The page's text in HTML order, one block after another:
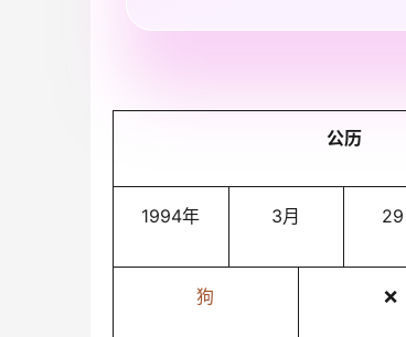
公历
1994年 3月 29
狗 ❌